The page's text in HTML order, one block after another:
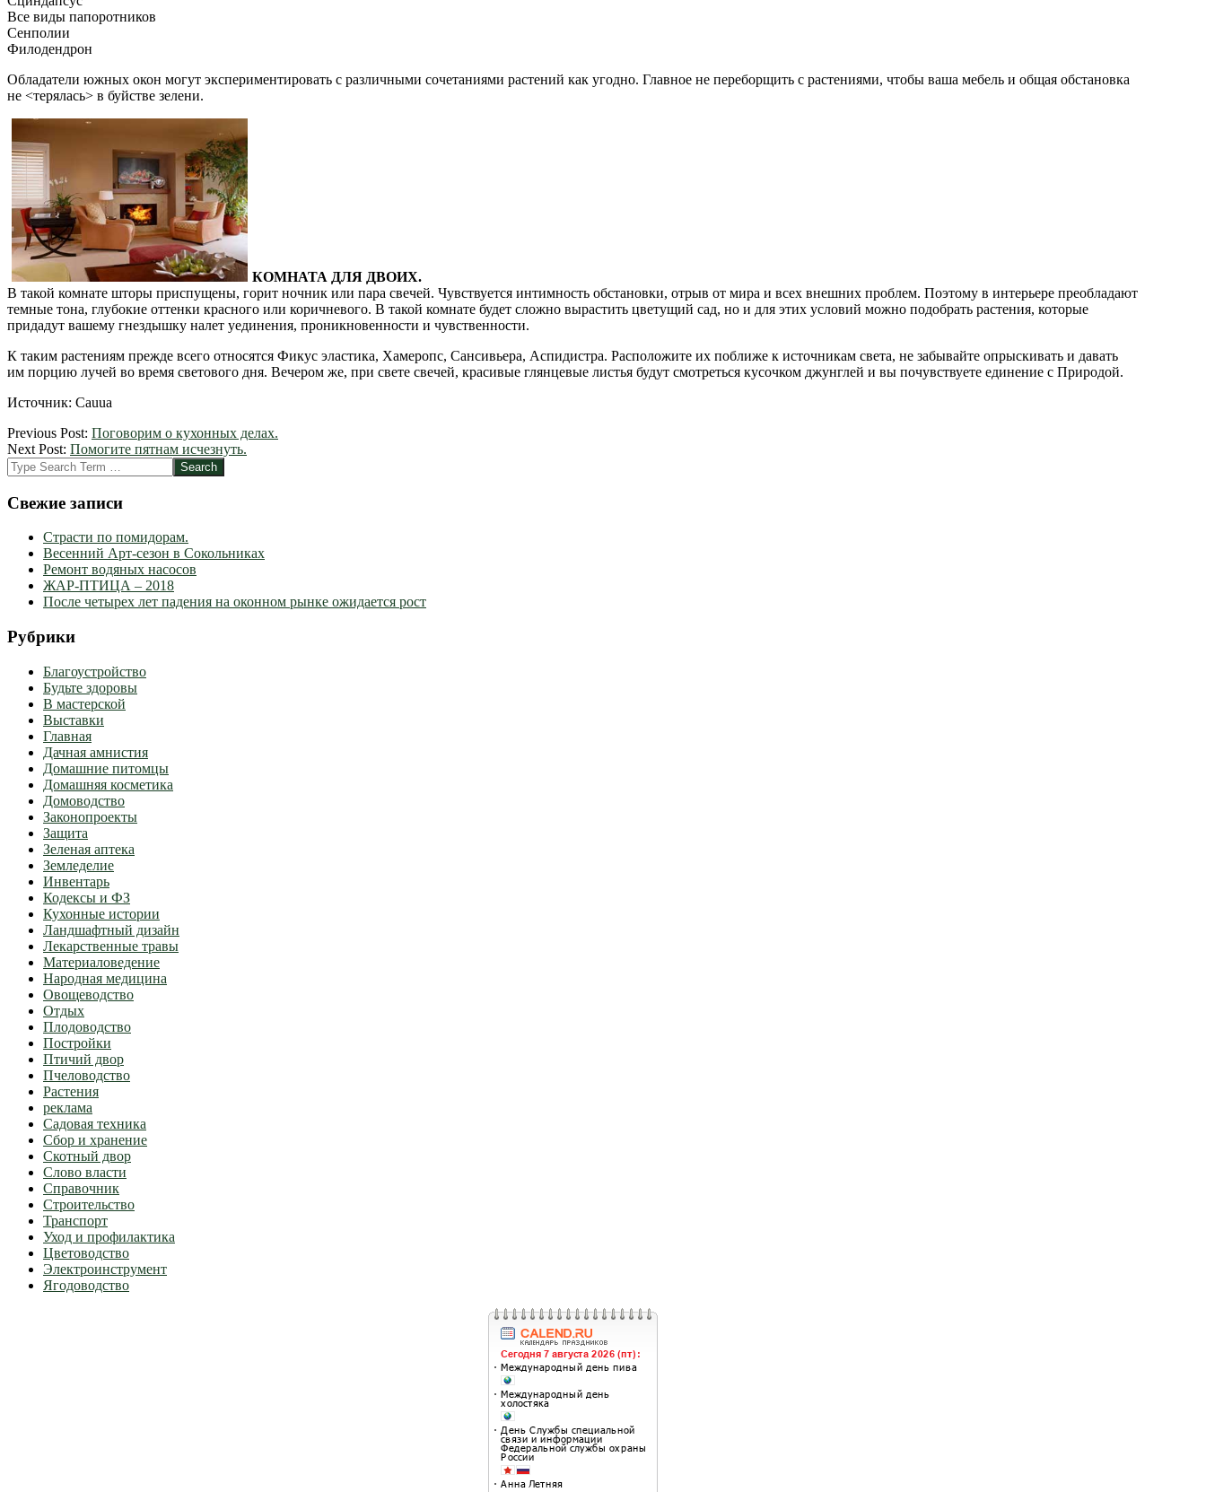
Все виды папоротников
Сенполии
Филодендрон
Обладатели южных окон могут экспериментировать с различными сочетаниями растений как угодно. Главное не переборщить с растениями, чтобы ваша мебель и общая обстановка
не <терялась> в буйстве зелени.
КОМНАТА ДЛЯ ДВОИХ.
В такой комнате шторы приспущены, горит ночник или пара свечей. Чувствуется интимность обстановки, отрыв от мира и всех внешних проблем. Поэтому в интерьере преобладают
темные тона, глубокие оттенки красного или коричневого. В такой комнате будет сложно вырастить цветущий сад, но и для этих условий можно подобрать растения, которые
придадут вашему гнездышку налет уединения, проникновенности и чувственности.
К таким растениям прежде всего относятся Фикус эластика, Хамеропс, Сансивьера, Аспидистра. Расположите их поближе к источникам света, не забывайте опрыскивать и давать
им порцию лучей во время светового дня. Вечером же, при свете свечей, красивые глянцевые листья будут смотреться кусочком джунглей и вы почувствуете единение с Природой.
Источник: Cauua
2012-
03-
10
Previous Post: Поговорим о кухонных делах.
Next Post: Помогите пятнам исчезнуть.
Search
Свежие записи
Страсти по помидорам.
Весенний Арт-сезон в Сокольниках
Ремонт водяных насосов
ЖАР-ПТИЦА – 2018
После четырех лет падения на оконном рынке ожидается рост
Рубрики
Благоустройство
Будьте здоровы
В мастерской
Выставки
Главная
Дачная амнистия
Домашние питомцы
Домашняя косметика
Домоводство
Законопроекты
Защита
Зеленая аптека
Земледелие
Инвентарь
Кодексы и ФЗ
Кухонные истории
Ландшафтный дизайн
Лекарственные травы
Материаловедение
Народная медицина
Овощеводство
Отдых
Плодоводство
Постройки
Птичий двор
Пчеловодство
Растения
реклама
Садовая техника
Сбор и хранение
Скотный двор
Слово власти
Справочник
Строительство
Транспорт
Уход и профилактика
Цветоводство
Электроинструмент
Ягодоводство